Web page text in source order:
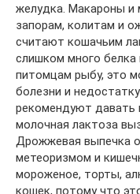
желудка. Макароны и
запорам, колитам и
считают кошачьим
слишком много белка
питомцам рыбу, это
болезни и
рекомендуют давать
молочная лактоза
Дрожжевая выпечка
метеоризмом и
мороженое, торты,
кошек, потому что